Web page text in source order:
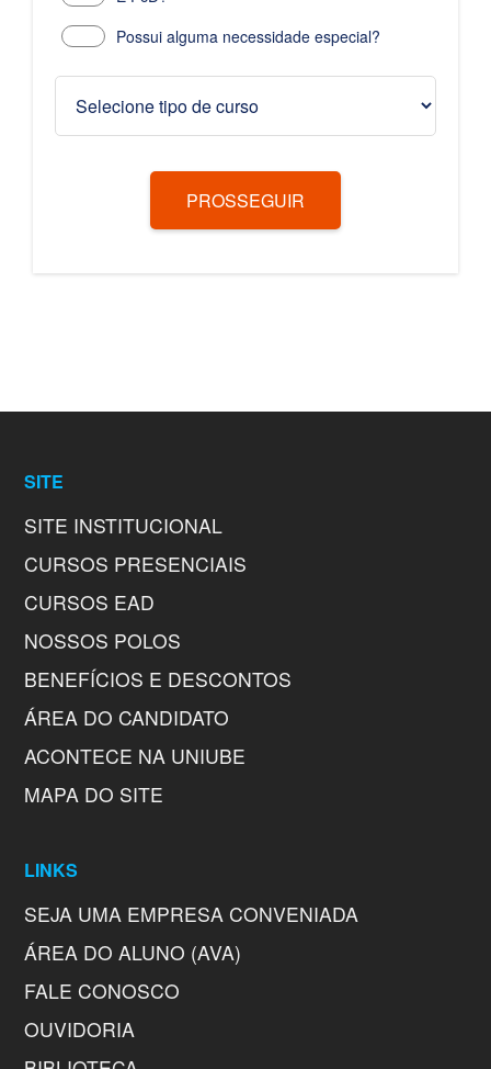
Possui alguma necessidade especial?
PROSSEGUIR
SITE
SITE INSTITUCIONAL
CURSOS PRESENCIAIS
CURSOS EAD
NOSSOS POLOS
BENEFÍCIOS E DESCONTOS
ÁREA DO CANDIDATO
ACONTECE NA UNIUBE
MAPA DO SITE
LINKS
SEJA UMA EMPRESA CONVENIADA
ÁREA DO ALUNO (AVA)
FALE CONOSCO
OUVIDORIA